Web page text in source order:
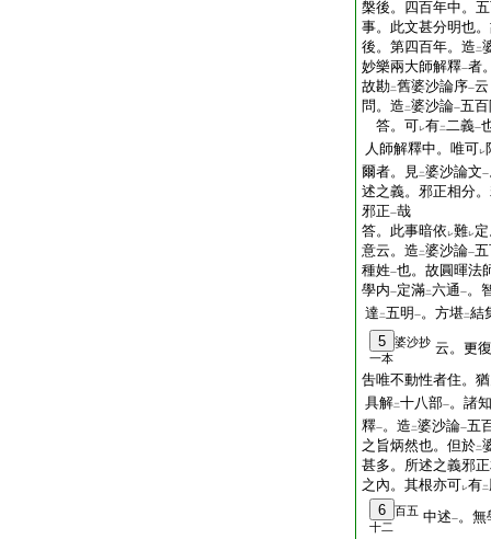
槃後。四百年中。
事。此文甚分明也
後。第四百年。造 二
妙樂兩大師解釋一者
故勘二舊婆沙論序一云
問。造 二婆沙論一五
答。可レ有二二義一
人師解釋中。唯可レ
爾者。見二婆沙論文一
述之義。邪正相分
邪正一哉
答。此事暗依 レ難レ
意云。造 二婆沙論一
種姓一也。故圓暉法
學内一定滿二六通一。
達 二五明 一。方堪二結
5
婆沙抄
一本
云。更
吿唯不動性者住。
具解二十八部一。諸
釋一。造 二婆沙論一五
之旨炳然也。但於二
甚多。所述之義邪
之內。其根亦可レ有二
6
百五
十二
中述一。無